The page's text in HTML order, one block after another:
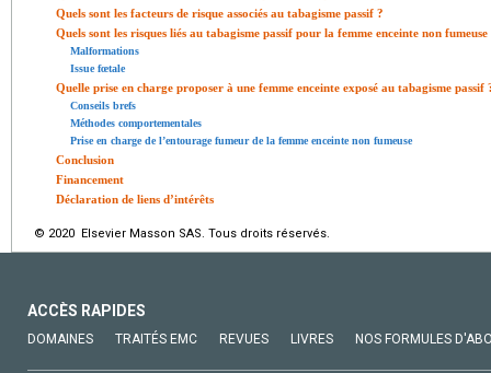
Quels sont les facteurs de risque associés au tabagisme passif ?
Quels sont les risques liés au tabagisme passif pour la femme enceinte non fumeuse
Malformations
Issue fœtale
Quelle prise en charge proposer à une femme enceinte exposé au tabagisme passif
Conseils brefs
Méthodes comportementales
Prise en charge de l’entourage fumeur de la femme enceinte non fumeuse
Conclusion
Financement
Déclaration de liens d’intérêts
© 2020 Elsevier Masson SAS. Tous droits réservés.
ACCÈS RAPIDES
DOMAINES TRAITÉS EMC REVUES LIVRES NOS FORMULES